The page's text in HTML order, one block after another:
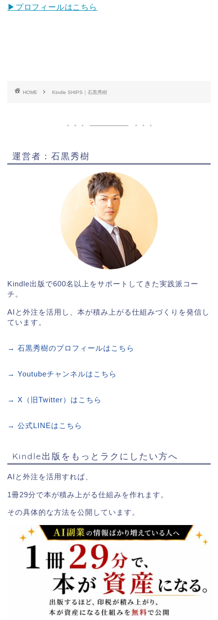
▶プロフィールはこちら
HOME Kindle SHIPS｜石黒秀樹
運営者：石黒秀樹
Kindle出版で600名以上をサポートしてきた実践派コー
チ。
AIと外注を活用し、本が積み上がる仕組みづくりを発信し
ています。
→ 石黒秀樹のプロフィールはこちら
→ Youtubeチャンネルはこちら
→ X（旧Twitter）はこちら
→ 公式LINEはこちら
Kindle出版をもっとラクにしたい方へ
AIと外注を活用すれば、
1冊29分で本が積み上がる仕組みを作れます。
その具体的な方法を公開しています。